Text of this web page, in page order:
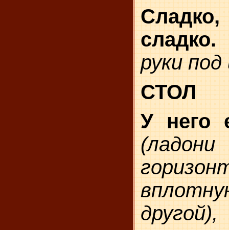
сладко.
руки
СТОЛ
У него
другой),